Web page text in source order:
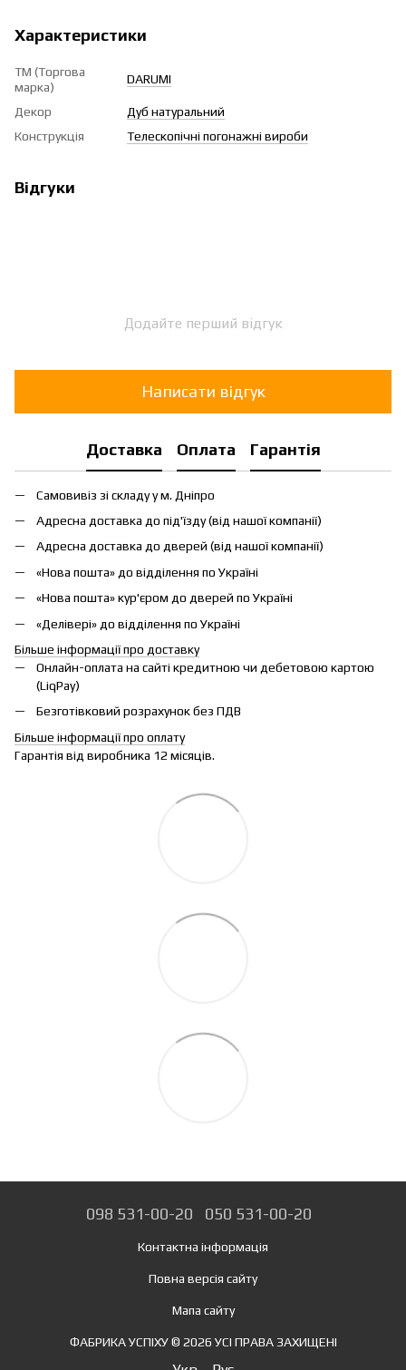
Характеристики
ТМ (Торгова
марка)
DARUMI
Декор
Дуб натуральний
Конструкція
Телескопічні погонажні вироби
Відгуки
Додайте перший відгук
Написати відгук
Доставка Оплата Гарантія
Самовивіз зі складу у м. Дніпро
Адресна доставка до під'їзду (від нашої компанії)
Адресна доставка до дверей (від нашої компанії)
«Нова пошта» до відділення по Україні
«Нова пошта» кур'єром до дверей по Україні
«Делівері» до відділення по Україні
Більше інформації про доставку
Онлайн-оплата на сайті кредитною чи дебетовою картою
(LiqPay)
Безготівковий розрахунок без ПДВ
Більше інформації про оплату
Гарантія від виробника 12 місяців.
098 531-00-20 050 531-00-20
Контактна інформація
Повна версія сайту
Мапа сайту
ФАБРИКА УСПІХУ © 2026 УСІ ПРАВА ЗАХИЩЕНІ